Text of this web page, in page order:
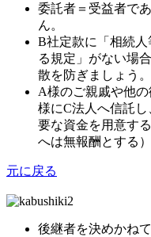
委託者＝受益者で
ん。
B社定款に
「相続
る規定」 がない場
散を防ぎましょう。
A様のご親戚や他
様にC法人へ信託
要な資金を用意す
へは無報酬とする）
元に戻る
後継者を決めかね